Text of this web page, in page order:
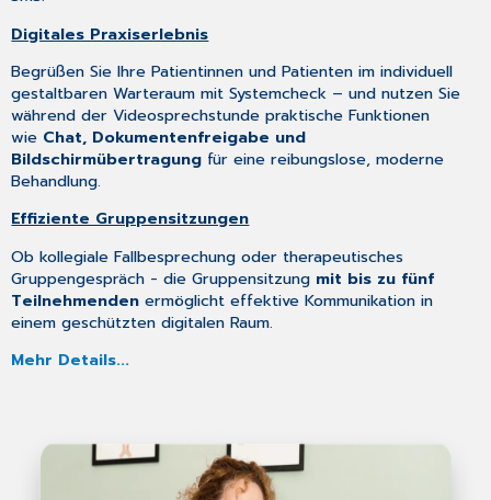
Digitales Praxiserlebnis
Begrüßen Sie Ihre Patientinnen und Patienten im individuell
gestaltbaren Warteraum mit Systemcheck – und nutzen Sie
während der Videosprechstunde praktische Funktionen
wie Chat, Dokumentenfreigabe und
Bildschirmübertragung für eine reibungslose, moderne
Behandlung.
Effiziente Gruppensitzungen
Ob kollegiale Fallbesprechung oder therapeutisches
Gruppengespräch - die Gruppensitzung mit bis zu fünf
Teilnehmenden ermöglicht effektive Kommunikation in
einem geschützten digitalen Raum.
Mehr Details...